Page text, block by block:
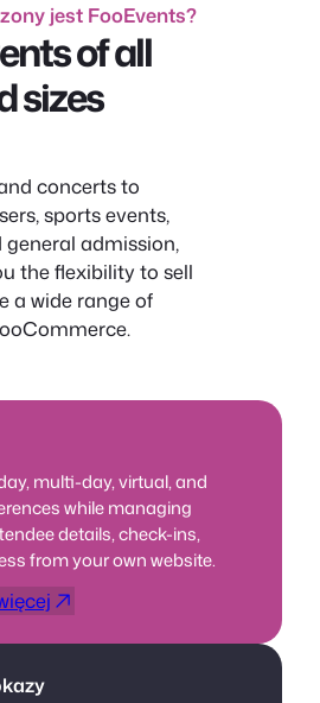
jest FooEvents?
of all
sizes
concerts to
sports events,
general admission,
the flexibility to sell
a wide range of
multi-day, virtual, and
while managing
details, check-ins,
from your own website.